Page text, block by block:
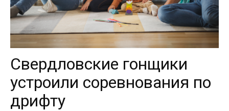
Свердловские гонщики
устроили соревнования по
дрифту